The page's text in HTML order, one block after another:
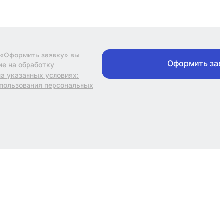
заявку» вы
на обработку
указанных условиях:
персональных
Оформить